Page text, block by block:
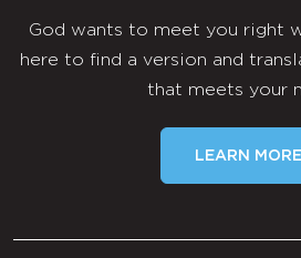
God wants to meet you right
here to find a version and
that meets your
LEARN MORE